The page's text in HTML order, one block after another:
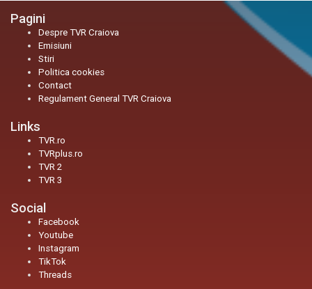
Pagini
Despre TVR Craiova
Emisiuni
Stiri
Politica cookies
Contact
Regulament General TVR Craiova
Links
TVR.ro
TVRplus.ro
TVR 2
TVR 3
Social
Facebook
Youtube
Instagram
TikTok
Threads